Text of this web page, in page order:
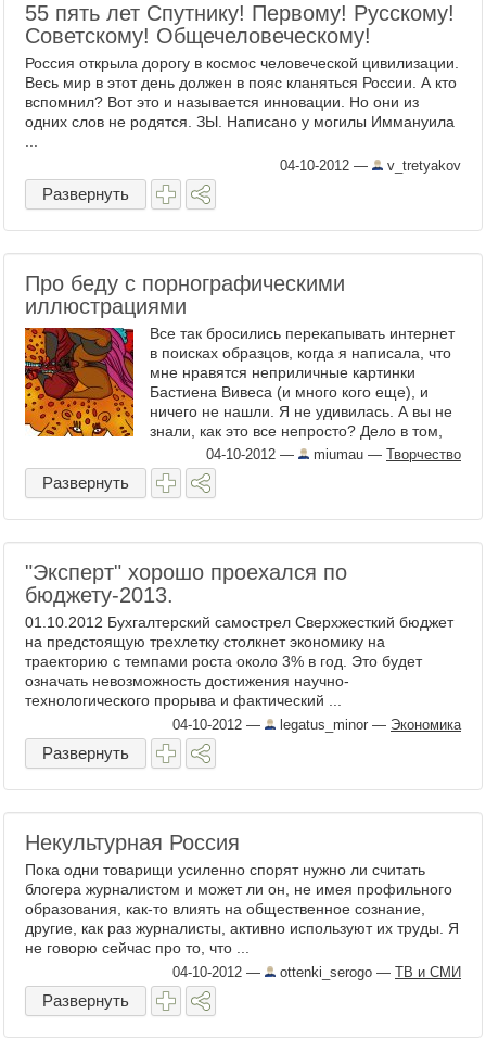
55 пять лет Спутнику! Первому! Русскому!
Советскому! Общечеловеческому!
Россия открыла дорогу в космос человеческой цивилизации.
Весь мир в этот день должен в пояс кланяться России. А кто
вспомнил? Вот это и называется инновации. Но они из
одних слов не родятся. ЗЫ. Написано у могилы Иммануила
04-10-2012 — v_tretyakov
Развернуть
Про беду с порнографическими
иллюстрациями
Все так бросились перекапывать интернет
в поисках образцов, когда я написала, что
мне нравятся неприличные картинки
Бастиена Вивеса (и много кого еще), и
ничего не нашли. Я не удивилась. А вы не
знали, как это все непросто? Дело в том,
что я уже ...04-10-2012 — miumau — Творчество
Развернуть
"Эксперт" хорошо проехался по
бюджету-2013.
01.10.2012 Бухгалтерский самострел Сверхжесткий бюджет
на предстоящую трехлетку столкнет экономику на
траекторию с темпами роста около 3% в год. Это будет
означать невозможность достижения научно-
технологического прорыва и фактический ...
04-10-2012 — legatus_minor — Экономика
Развернуть
Некультурная Россия
Пока одни товарищи усиленно спорят нужно ли считать
блогера журналистом и может ли он, не имея профильного
образования, как-то влиять на общественное сознание,
другие, как раз журналисты, активно используют их труды. Я
не говорю сейчас про то, что ...
04-10-2012 — ottenki_serogo — ТВ и СМИ
Развернуть